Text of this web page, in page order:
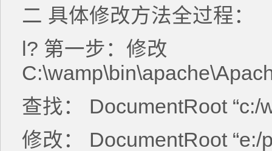
二 具体修改方法全过程：
l? 第一步：修改
查找： DocumentRoot “c:/
修改： DocumentRoot “e:/